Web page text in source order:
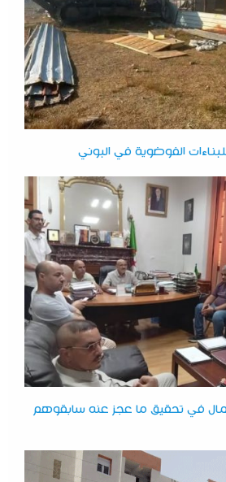
الفوضوية في البوني
في تحقيق ما عجز عنه سابقوهم